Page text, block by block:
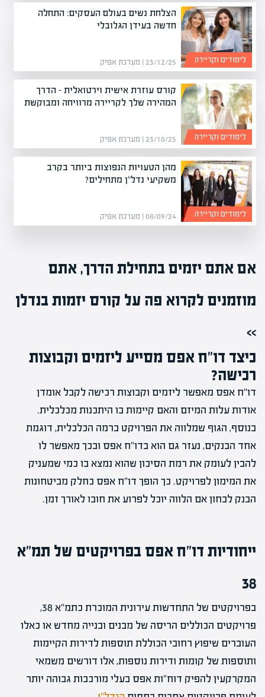
הצלחת נשים בעולם העסקים: התחלה
חדשה בעידן הגלובלי
23/12/25 | מערכת אפיק לימודים וקריירה
קורס עוזרת אישית וירטואלית – הדרך
המהירה שלך לקריירה מרוויחה ומבוקשת
23/10/25 | מערכת אפיק לימודים וקריירה
מהן הטעויות הנפוצות ביותר בקרב
משקיעי נדל"ן מתחילים?
08/09/24 | מערכת אפיק לימודים וקריירה
אם אתם יזמים בתחילת הדרך, אתם
מוזמנים לקרוא פה על קורס יזמות בנדלן
>>
כיצד דו"ח אפס מסייע ליזמים וקבוצות
רכישה?
דו"ח אפס מאפשר ליזמים וקבוצות רכישה לקבל אומדן
אודות עלות המיזם והאם קיימות בו היתכנות מכלכלית.
בנוסף, הגוף שמלווה את הפרויקט ברמה הכלכלית, דוגמת
אחד הבנקים, נעזר גם הוא בדו"ח אפס ובכך מאפשר לו
להבין לעומק את רמת הסיכון שהוא נמצא בו כמי שמעניק
את המימון לפרויקט. כך הופך דו"ח אפס כחלק מביטחונות
הבנק לבחון אם הלווה יוכל לפרוע את חובו לאורך זמן.
ייחודיות דו"ח אפס בפרויקטים של תמ"א
38
בפרויקטים של התחדשות עירונית המוכרת כתמ"א 38,
פרויקטים הכוללים הריסה של מבנים ובנייה מחדש או כאלו
העוברים שיפוץ רחובי הכוללת תוספות לדירות הקיימות
ותוספות של קומות ודירות נוספות, אלו דורשים משמאי
המקרקעין להפיק דוח"ות אפס בעלי מורכבות גבוהה יותר